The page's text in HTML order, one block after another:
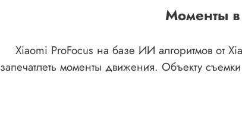
Моменты
Xiaomi ProFocus на базе ИИ алгоритмов от
запечатлеть моменты движения. Объекту